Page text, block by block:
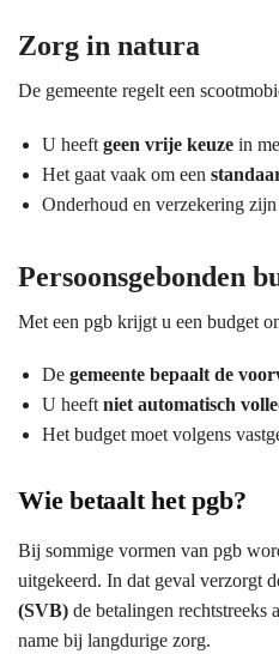
Zorg in natura
De gemeente regelt een
U heeft geen vrije keuze in
Het gaat vaak om een
Onderhoud en verzekering zijn
Persoonsgebonden
Met een pgb krijgt u een budget
De gemeente bepaalt de
U heeft niet automatisch
Het budget moet volgens
Wie betaalt het pgb?
Bij sommige vormen van pgb
uitgekeerd. In dat geval verzorgt
(SVB) de betalingen rechtstreeks
name bij langdurige zorg.